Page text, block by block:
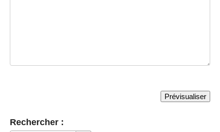
Rechercher :